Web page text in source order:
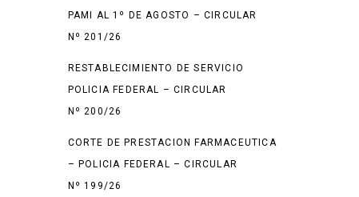
PAMI AL 1º DE AGOSTO – CIRCULAR
Nº 201/26
RESTABLECIMIENTO DE SERVICIO
POLICIA FEDERAL – CIRCULAR
Nº 200/26
CORTE DE PRESTACION FARMACEUTICA
– POLICIA FEDERAL – CIRCULAR
Nº 199/26